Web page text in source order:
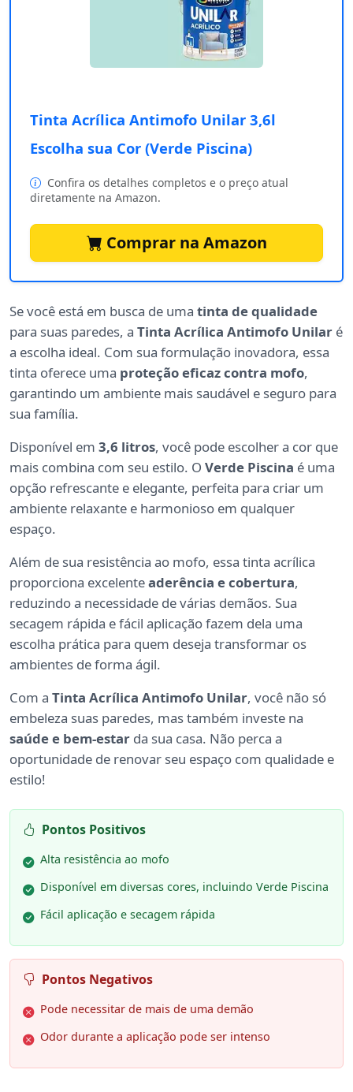
Tinta Acrílica Antimofo Unilar 3,6l
Escolha sua Cor (Verde Piscina)
Confira os detalhes completos e o preço atual
diretamente na Amazon.
Comprar na Amazon
Se você está em busca de uma tinta de qualidade
para suas paredes, a Tinta Acrílica Antimofo Unilar é
a escolha ideal. Com sua formulação inovadora, essa
tinta oferece uma proteção eficaz contra mofo,
garantindo um ambiente mais saudável e seguro para
sua família.
Disponível em 3,6 litros, você pode escolher a cor que
mais combina com seu estilo. O Verde Piscina é uma
opção refrescante e elegante, perfeita para criar um
ambiente relaxante e harmonioso em qualquer
espaço.
Além de sua resistência ao mofo, essa tinta acrílica
proporciona excelenteaderência e cobertura,
reduzindo a necessidade de várias demãos. Sua
secagem rápida e fácil aplicação fazem dela uma
escolha prática para quem deseja transformar os
ambientes de forma ágil.
Com a Tinta Acrílica Antimofo Unilar, você não só
embeleza suas paredes, mas também investe na
saúde e bem-estar da sua casa. Não perca a
oportunidade de renovar seu espaço com qualidade e
estilo!
Pontos Positivos
Alta resistência ao mofo
Disponível em diversas cores, incluindo Verde Piscina
Fácil aplicação e secagem rápida
Pontos Negativos
Pode necessitar de mais de uma demão
Odor durante a aplicação pode ser intenso